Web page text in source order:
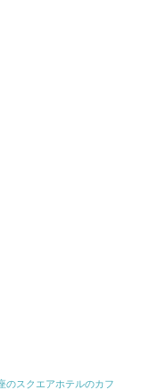
のスクエアホテルのカフ